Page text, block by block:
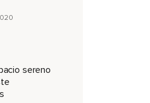
Camus.
sereno